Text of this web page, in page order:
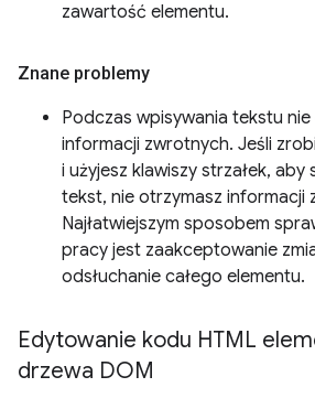
zawartość elementu.
Znane problemy
Podczas wpisywania tekstu
informacji zwrotnych. Jeśli
i użyjesz klawiszy strzałek,
tekst, nie otrzymasz informacji
Najłatwiejszym sposobem
pracy jest zaakceptowanie
odsłuchanie całego elementu.
Edytowanie kodu HTML
drzewa DOM